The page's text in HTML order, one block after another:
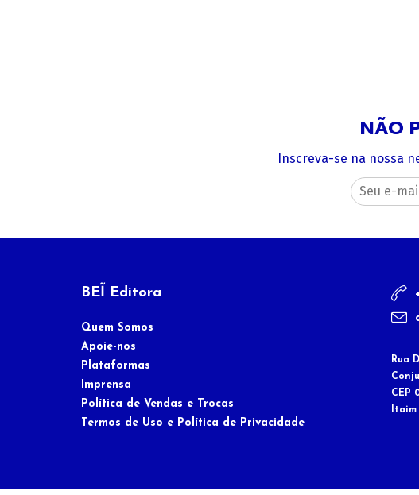
NÃO
Inscreva-se na nossa
BEĨ Editora
Quem Somos
Apoie-nos
Plataformas
Imprensa
Política de Vendas e Trocas
Termos de Uso e Política de Privacidade
Rua
CEP